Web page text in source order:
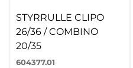
STYRRULLE CLIPO
26/36 / COMBINO
20/35
604377.01